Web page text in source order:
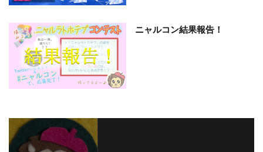
ニャルコン結果報告！